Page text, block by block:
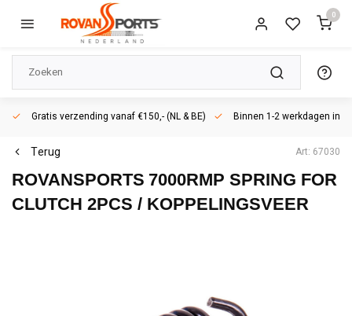
0
Gratis verzending vanaf €150,- (NL & BE) Binnen 1-2 werkdagen in
Terug Art: 67030
ROVANSPORTS 7000RMP SPRING FOR
CLUTCH 2PCS / KOPPELINGSVEER